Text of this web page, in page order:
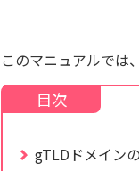
このマニュアルでは
gTLDドメイン